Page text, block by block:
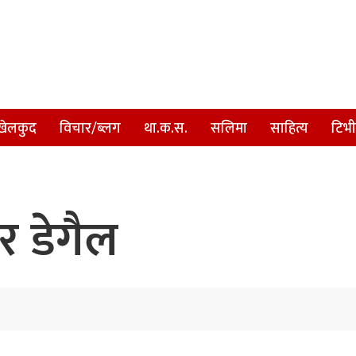
विचार/ब्लग था.क.स. सलिमा साहित्य टिभी
डेगैल